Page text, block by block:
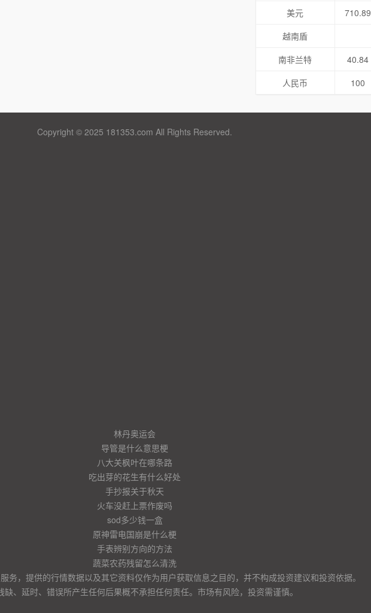
美元
710.89
越南盾
南非兰特
40.84
人民币
100
Copyright © 2025 181353.com All Rights Reserved.
林丹奥运会
导管是什么意思梗
八大关枫叶在哪条路
吃出芽的花生有什么好处
手抄报关于秋天
火车没赶上票作废吗
sod多少钱一盒
原神雷电国崩是什么梗
手表辨别方向的方法
蔬菜农药残留怎么清洗
务，提供的行情数据以及其它资料仅作为用户获取信息之目的，并不构成投资建议和投资依据。
缺、延时、错误所产生任何后果概不承担任何责任。市场有风险，投资需谨慎。